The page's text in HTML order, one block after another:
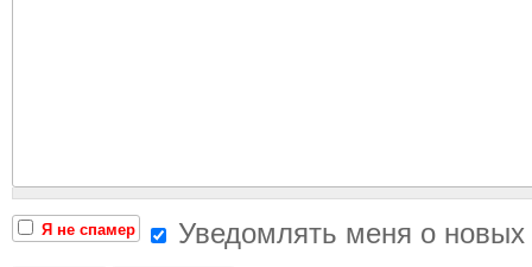
Я не спамер Уведомлять меня о